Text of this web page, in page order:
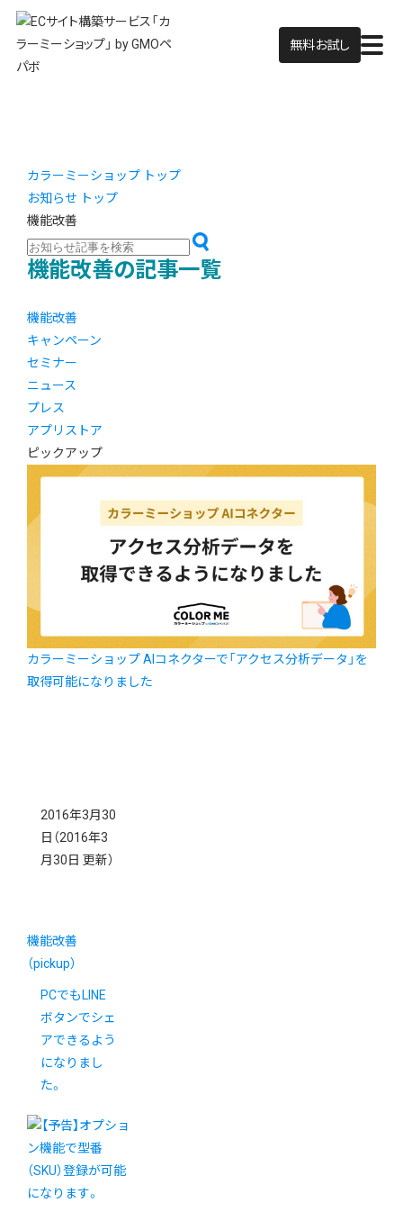
無料お試し
カラーミーショップ トップ
お知らせ トップ
機能改善
機能改善の記事一覧
機能改善
キャンペーン
セミナー
ニュース
プレス
アプリストア
ピックアップ
カラーミーショップ AIコネクターで「アクセス分析データ」を
取得可能になりました
2016年3月30
日 （2016年3
月30日 更新）
機能改善
（pickup）
PCでもLINE
ボタンでシェ
アできるよう
になりまし
た。